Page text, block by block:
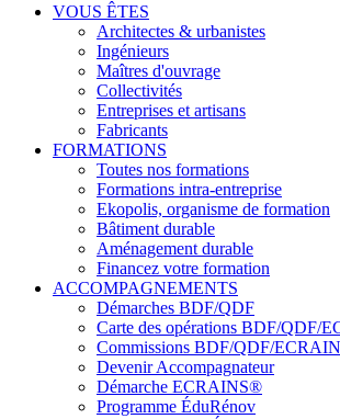
VOUS ÊTES
Architectes & urbanistes
Ingénieurs
Maîtres d'ouvrage
Collectivités
Entreprises et artisans
Fabricants
FORMATIONS
Toutes nos formations
Formations intra-entreprise
Ekopolis, organisme de formation
Bâtiment durable
Aménagement durable
Financez votre formation
ACCOMPAGNEMENTS
Démarches BDF/QDF
Carte des opérations BDF/QDF/
Commissions BDF/QDF/
Devenir Accompagnateur
Démarche ECRAINS®
Programme ÉduRénov